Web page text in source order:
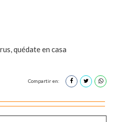
quédate en casa
Compartir en: